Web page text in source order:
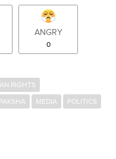
ANGRY
0
RIGHTS
MEDIA
POLITICS